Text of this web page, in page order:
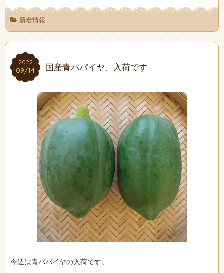
新着情報
2022
09/14
2022
09/14 国産青パパイヤ、入荷です
今週は青パパイヤの入荷です。